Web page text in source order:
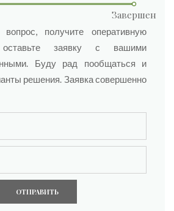
Завершен
получите оперативную
оставьте заявку с вашими
Буду рад пообщаться и
решения. Заявка совершенно